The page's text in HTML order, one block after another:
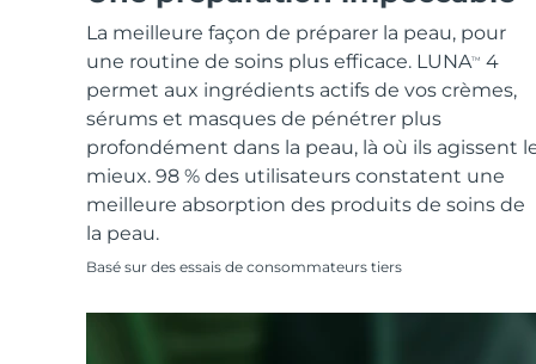
La meilleure façon de préparer la peau, pour
une routine de soins plus efficace. LUNATM
4
permet aux ingrédients actifs de vos crèmes,
sérums et masques de pénétrer plus
profondément dans la peau, là où ils agissent
mieux. 98 % des utilisateurs constatent une
meilleure absorption des produits de soins de
la peau.
Basé sur des essais de consommateurs tiers
All acne treatment devices
All revitalizing eye massagers
Soins de la peau KIWI™
Advanced pore care essentials
For healthy hair
issa™ Teeth Whitening Gel
18% PAP
Cosmétiques Hommes
Acheter tout